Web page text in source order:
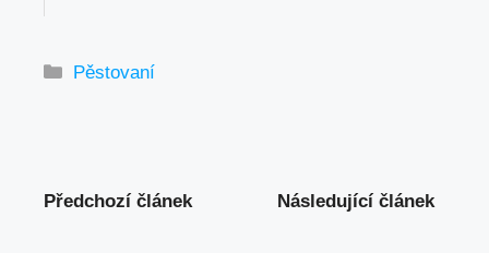
Rubriky
Pěstovaní
Předchozí článek Následující článek